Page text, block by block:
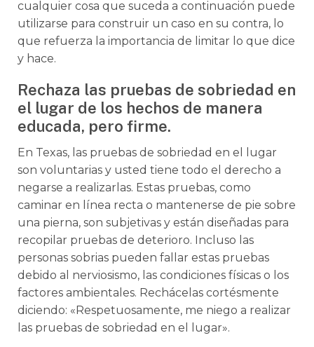
cualquier cosa que suceda a continuación puede
utilizarse para construir un caso en su contra, lo
que refuerza la importancia de limitar lo que dice
y hace.
Rechaza las pruebas de sobriedad en
el lugar de los hechos de manera
educada, pero firme.
En Texas, las pruebas de sobriedad en el lugar
son voluntarias y usted tiene todo el derecho a
negarse a realizarlas. Estas pruebas, como
caminar en línea recta o mantenerse de pie sobre
una pierna, son subjetivas y están diseñadas para
recopilar pruebas de deterioro. Incluso las
personas sobrias pueden fallar estas pruebas
debido al nerviosismo, las condiciones físicas o los
factores ambientales. Rechácelas cortésmente
diciendo: «Respetuosamente, me niego a realizar
las pruebas de sobriedad en el lugar».